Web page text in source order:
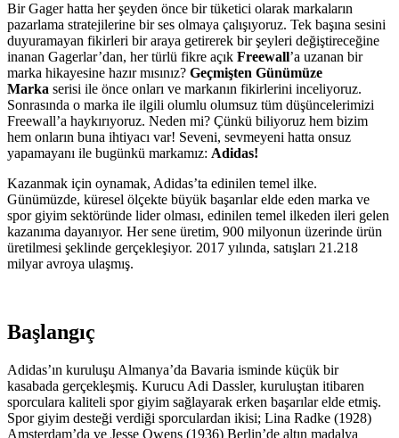
Bir Gager hatta her şeyden önce bir tüketici olarak markaların
pazarlama stratejilerine bir ses olmaya çalışıyoruz. Tek başına sesini
duyuramayan fikirleri bir araya getirerek bir şeyleri değiştireceğine
inanan Gagerlar’dan, her türlü fikre açık Freewall’a uzanan bir
marka hikayesine hazır mısınız? Geçmişten Günümüze
Marka serisi ile önce onları ve markanın fikirlerini inceliyoruz.
Sonrasında o marka ile ilgili olumlu olumsuz tüm düşüncelerimizi
Freewall’a haykırıyoruz. Neden mi? Çünkü biliyoruz hem bizim
hem onların buna ihtiyacı var! Seveni, sevmeyeni hatta onsuz
yapamayanı ile bugünkü markamız: Adidas!
Kazanmak için oynamak, Adidas’ta edinilen temel ilke.
Günümüzde, küresel ölçekte büyük başarılar elde eden marka ve
spor giyim sektöründe lider olması, edinilen temel ilkeden ileri gelen
kazanıma dayanıyor. Her sene üretim, 900 milyonun üzerinde ürün
üretilmesi şeklinde gerçekleşiyor. 2017 yılında, satışları 21.218
milyar avroya ulaşmış.
Başlangıç
Adidas’ın kuruluşu Almanya’da Bavaria isminde küçük bir
kasabada gerçekleşmiş. Kurucu Adi Dassler, kuruluştan itibaren
sporculara kaliteli spor giyim sağlayarak erken başarılar elde etmiş.
Spor giyim desteği verdiği sporculardan ikisi; Lina Radke (1928)
Amsterdam’da ve Jesse Owens (1936) Berlin’de altın madalya